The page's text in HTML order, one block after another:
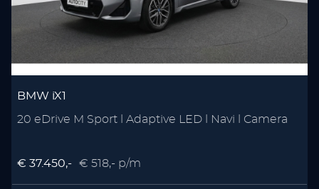
BMW iX1
20 eDrive M Sport l Adaptive LED l Navi l Camera
€ 37.450,- € 518,- p/m